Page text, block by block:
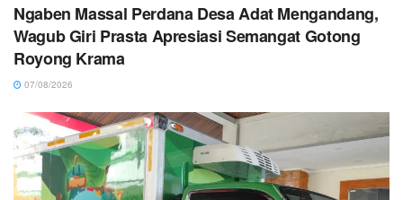
Ngaben Massal Perdana Desa Adat Mengandang,
Wagub Giri Prasta Apresiasi Semangat Gotong
Royong Krama
07/08/2026